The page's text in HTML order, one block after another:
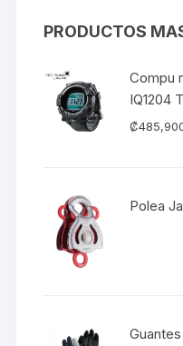
PRODUCTOS
Compu
IQ1204
₡
Polea